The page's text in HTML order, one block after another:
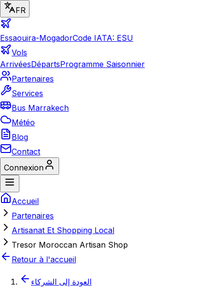
FR
Essaouira-MogadorCode IATA: ESU
Vols
ArrivéesDépartsProgramme Saisonnier
Partenaires
Services
Bus Marrakech
Météo
Blog
Contact
Connexion
Accueil
Partenaires
Artisanat Et Shopping Local
Tresor Moroccan Artisan Shop
Retour à l'accueil
العودة إلى الشركاء